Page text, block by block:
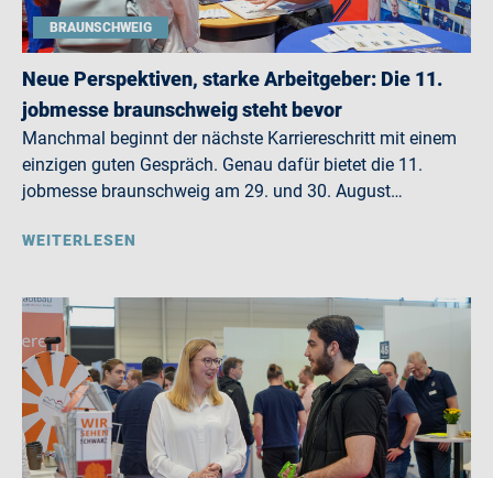
BRAUNSCHWEIG
Neue Perspektiven, starke Arbeitgeber: Die 11.
jobmesse braunschweig steht bevor
Manchmal beginnt der nächste Karriereschritt mit einem
einzigen guten Gespräch. Genau dafür bietet die 11.
jobmesse braunschweig am 29. und 30. August…
WEITERLESEN